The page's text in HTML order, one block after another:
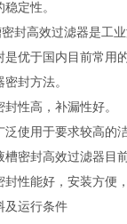
定性。
高效过滤器是工业
是优于国内目前常用
封方法。
封性高，补漏性好。
泛使用于要求较高的
槽密封高效过滤器目
封性能好，安装方便
及运行条件